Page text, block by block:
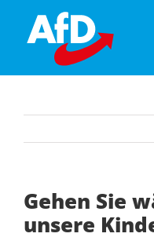
content
Gehen Sie
unsere